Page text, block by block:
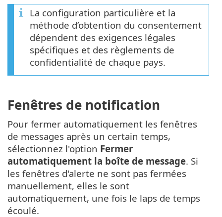
La configuration particulière et la
méthode d’obtention du consentement
dépendent des exigences légales
spécifiques et des règlements de
confidentialité de chaque pays.
Fenêtres de notification
Pour fermer automatiquement les fenêtres
de messages après un certain temps,
sélectionnez l'option Fermer
automatiquement la boîte de message. Si
les fenêtres d'alerte ne sont pas fermées
manuellement, elles le sont
automatiquement, une fois le laps de temps
écoulé.